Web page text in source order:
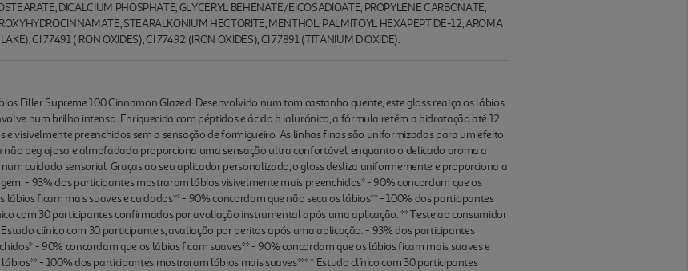
DICALCIUM PHOSPHATE, GLYCERYL BEHENATE/EICOSADIOATE, PROPYLENE CARBONATE,
STEARALKONIUM HECTORITE, MENTHOL, PALMITOYL HEXAPEPTIDE-12, AROMA
CI 77491 (IRON OXIDES), CI 77492 (IRON OXIDES), CI 77891 (TITANIUM DIOXIDE).
Filler Supreme 100 Cinnamon Glazed. Desenvolvido num tom castanho quente, este gloss realça os lábios
num brilho intenso. Enriquecida com péptidos e ácido h ialurónico, a fórmula retém a hidratação até 12
e visivelmente preenchidos sem a sensação de formigueiro. As linhas finas são uniformizadas para um efeito
peg ajosa e almofadada proporciona uma sensação ultra confortável, enquanto o delicado aroma a
cuidado sensorial. Graças ao seu aplicador personalizado, o gloss desliza uniformemente e proporciona a
- 93% dos participantes mostraram lábios visivelmente mais preenchidos* - 90% concordam que os
lábios ficam mais suaves e cuidados** - 90% concordam que não seca os lábios** - 100% dos participantes
com 30 participantes confirmados por avaliação instrumental após uma aplicação. ** Teste ao consumidor
clínico com 30 participante s, avaliação por peritos após uma aplicação. - 93% dos participantes
- 90% concordam que os lábios ficam suaves** - 90% concordam que os lábios ficam mais suaves e
- 100% dos participantes mostraram lábios mais suaves*** * Estudo clínico com 30 participantes